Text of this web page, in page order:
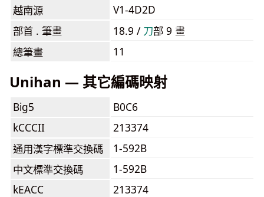
越南源
V1-4D2D
部首 . 筆畫
18.9 / ⼑部 9 畫
總筆畫
11
Unihan — 其它編碼映射
Big5
B0C6
kCCCII
213374
通用漢字標準交換碼
1-592B
中文標準交換碼
1-592B
kEACC
213374